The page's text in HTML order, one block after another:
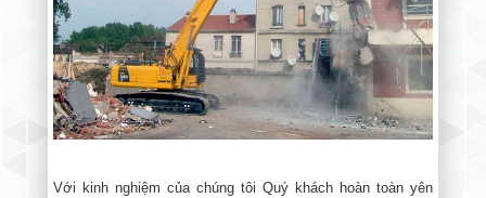
Với kinh nghiệm của chúng tôi Quý khách hoàn toàn yên